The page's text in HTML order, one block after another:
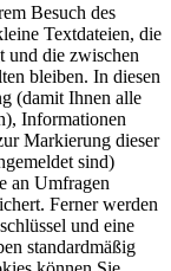
Besuch des
Textdateien, die
und die zwischen
bleiben. In diesen
(damit Ihnen alle
Informationen
Markierung dieser
sind)
an Umfragen
Ferner werden
und eine
standardmäßig